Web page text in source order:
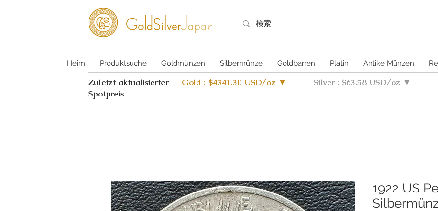
Heim Produktsuche Goldmünzen Silbermünze Goldbarren Platin Antike Münzen
Zuletzt aktualisierter
Spotpreis
Gold : $4341.30 USD/oz ▼ Silver : $63.58 USD/oz ▼
1922 US